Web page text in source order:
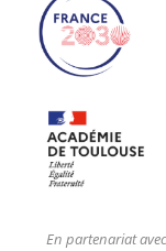
En partenariat avec